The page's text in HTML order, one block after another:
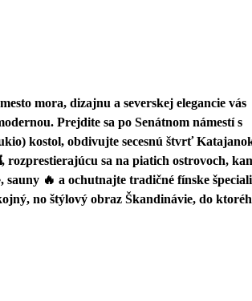
mora, dizajnu a severskej elegancie vás
Prejdite sa po Senátnom námestí s
kostol, obdivujte secesnú štvrť
sa na piatich ostrovoch,
🔥 a ochutnajte tradičné fínske
no štýlový obraz Škandinávie, do